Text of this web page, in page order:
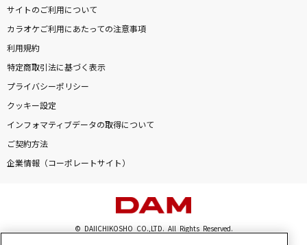
サイトのご利用について
カラオケご利用にあたっての注意事項
利用規約
特定商取引法に基づく表示
プライバシーポリシー
クッキー設定
インフォマティブデータの取得について
ご契約方法
企業情報（コーポレートサイト）
© DAIICHIKOSHO CO.,LTD. All Rights Reserved.